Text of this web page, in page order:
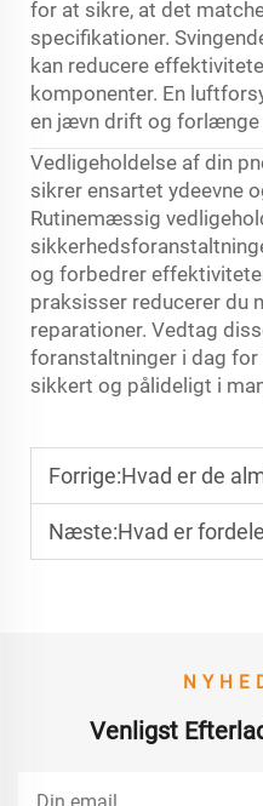
for at sikre, at det
specifikationer.
kan reducere
komponenter. En
en jævn drift og forlænge
Vedligeholdelse af din
sikrer ensartet ydeevne
Rutinemæssig
og forbedrer
praksisser reducerer du
reparationer. Vedtag
foranstaltninger i dag
sikkert og pålideligt i
Forrige:Hvad er de almindelige
Næste:Hvad er fordelene ved at
Venligst